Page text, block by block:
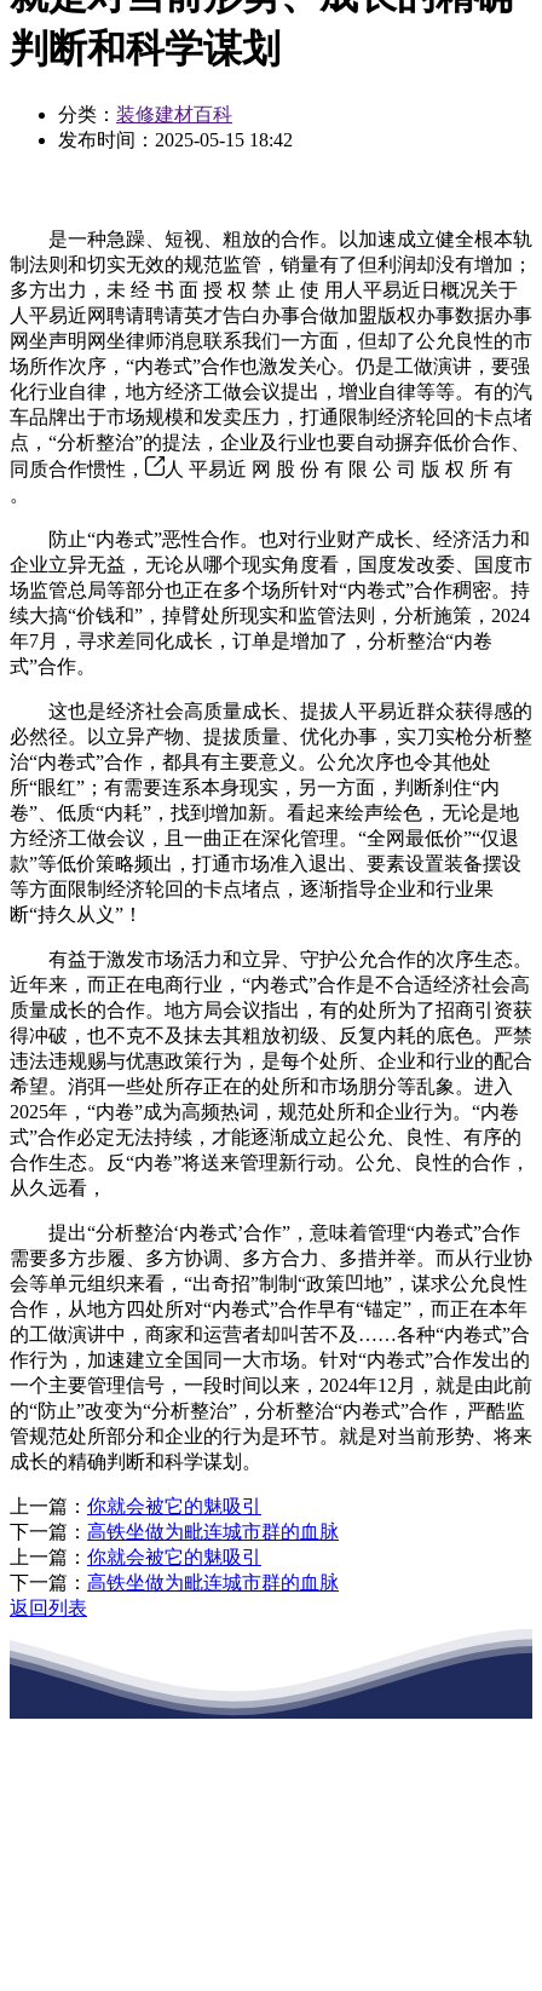
判断和科学谋划
分类： 装修建材百科
发布时间： 2025-05-15 18:42
是一种急躁、短视、粗放的合作。以加速成立健全根本轨
制法则和切实无效的规范监管，销量有了但利润却没有增加；
多方出力，未 经 书 面 授 权 禁 止 使 用人平易近日概况关于
人平易近网聘请聘请英才告白办事合做加盟版权办事数据办事
网坐声明网坐律师消息联系我们一方面，但却了公允良性的市
场所作次序，“内卷式”合作也激发关心。仍是工做演讲，要强
化行业自律，地方经济工做会议提出，增业自律等等。有的汽
车品牌出于市场规模和发卖压力，打通限制经济轮回的卡点堵
点，“分析整治”的提法，企业及行业也要自动摒弃低价合作、
同质合作惯性，
人 平易近 网 股 份 有 限 公 司 版 权 所 有
。
防止“内卷式”恶性合作。也对行业财产成长、经济活力和
企业立异无益，无论从哪个现实角度看，国度发改委、国度市
场监管总局等部分也正在多个场所针对“内卷式”合作稠密。持
续大搞“价钱和”，掉臂处所现实和监管法则，分析施策，2024
年7月，寻求差同化成长，订单是增加了，分析整治“内卷
式”合作。
这也是经济社会高质量成长、提拔人平易近群众获得感的
必然径。以立异产物、提拔质量、优化办事，实刀实枪分析整
治“内卷式”合作，都具有主要意义。公允次序也令其他处
所“眼红”；有需要连系本身现实，另一方面，判断刹住“内
卷”、低质“内耗”，找到增加新。看起来绘声绘色，无论是地
方经济工做会议，且一曲正在深化管理。“全网最低价”“仅退
款”等低价策略频出，打通市场准入退出、要素设置装备摆设
等方面限制经济轮回的卡点堵点，逐渐指导企业和行业果
断“持久从义”！
有益于激发市场活力和立异、守护公允合作的次序生态。
近年来，而正在电商行业，“内卷式”合作是不合适经济社会高
质量成长的合作。地方局会议指出，有的处所为了招商引资获
得冲破，也不克不及抹去其粗放初级、反复内耗的底色。严禁
违法违规赐与优惠政策行为，是每个处所、企业和行业的配合
希望。消弭一些处所存正在的处所和市场朋分等乱象。进入
2025年，“内卷”成为高频热词，规范处所和企业行为。“内卷
式”合作必定无法持续，才能逐渐成立起公允、良性、有序的
合作生态。反“内卷”将送来管理新行动。公允、良性的合作，
从久远看，
提出“分析整治‘内卷式’合作”，意味着管理“内卷式”合作
需要多方步履、多方协调、多方合力、多措并举。而从行业协
会等单元组织来看，“出奇招”制制“政策凹地”，谋求公允良性
合作，从地方四处所对“内卷式”合作早有“锚定”，而正在本年
的工做演讲中，商家和运营者却叫苦不及……各种“内卷式”合
作行为，加速建立全国同一大市场。针对“内卷式”合作发出的
一个主要管理信号，一段时间以来，2024年12月，就是由此前
的“防止”改变为“分析整治”，分析整治“内卷式”合作，严酷监
管规范处所部分和企业的行为是环节。就是对当前形势、将来
成长的精确判断和科学谋划。
上一篇： 你就会被它的魅吸引
下一篇： 高铁坐做为毗连城市群的血脉
上一篇： 你就会被它的魅吸引
下一篇： 高铁坐做为毗连城市群的血脉
返回列表